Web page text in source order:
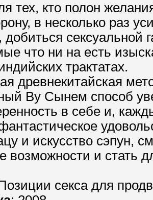
тех, кто полон
в несколько раз
добиться
что ни на есть
трактатах.
древнекитайская
Ву Сынем способ
в себе и,
и искусство сэпун,
возможности и стать
секса для